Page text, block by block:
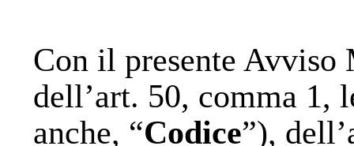
Con il presente Avviso
dell’art. 50, comma 1,
anche, “Codice”),